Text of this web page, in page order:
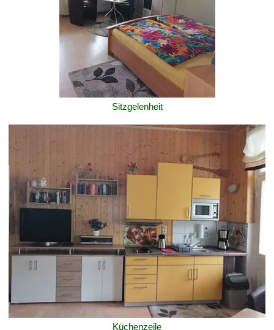
Sitzgelenheit
Küchenzeile